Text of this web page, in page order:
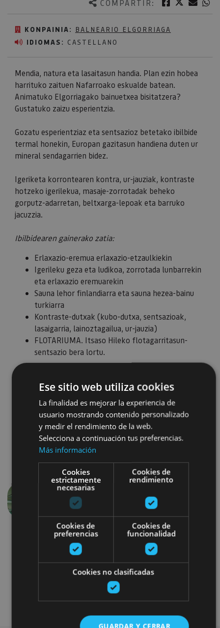
COMPARTIR:
KONPAINIA: BALNEARIO ELGORRIAGA
IDIOMAS: CASTELLANO
Mendia, natura eta lasaitasun handia. Plan ezin hobea
harrituko zaituen Nafarroako eskualde batean.
Animatuko Elgorriagako bainuetxea bisitatzera?
Gustatuko zaizu esperientzia.
Gozatu esperientziaz eta sentsazioz betetako ibilbide
termal honekin, Europan gazitasun handiena duten ur
mineral sendagarrien bidez.
Igeriketa korrontearen kontra, ur-jauziak, kontraste
hotzeko igerilekua, masaje-zorrotadak beheko
gorputz-adarretan, beltxarga-lepoak eta barruko
jacuzzia.
Ibilbidearen gainerako zatia:
Erlaxazio-eremua erlaxazio-etzaulkiekin
Igerileku geza eta ludikoa, zorrotada lunbarrekin
eta erlaxazio eremuarekin
Sauna lehor finlandiarra eta sauna hezea-bainu
turkiarra
Kontraste-dutxak (kubo-dutxa, sentsazioak,
lasaigarria, lainoztagailua, ur-jauzia)
FLOTARIUMA. Itsaso Hileko flotagarritasun-
sentsazio bera lortu.
Animatuko zara?
Ese sitio web utiliza cookies
La finalidad es mejorar la experiencia de
usuario mostrando contenido personalizado
y medir el rendimiento de la web.
Selecciona a continuación tus preferencias.
Más información
Cookies
estrictamente
necesarias
Cookies de
rendimiento
Cookies de
preferencias
Cookies de
funcionalidad
Cookies no clasificadas
GUARDAR Y CERRAR